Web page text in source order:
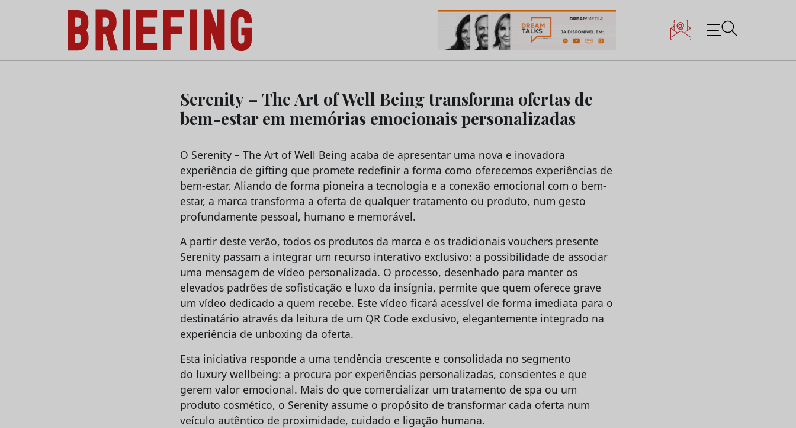
Briefing: Todas as notícias sobre os negócios do Marketing e da Publicidade
Serenity – The Art of Well Being transforma ofertas de
bem-estar em memórias emocionais personalizadas
O Serenity – The Art of Well Being acaba de apresentar uma nova e inovadora
experiência de gifting que promete redefinir a forma como oferecemos experiências de
bem-estar. Aliando de forma pioneira a tecnologia e a conexão emocional com o bem-
estar, a marca transforma a oferta de qualquer tratamento ou produto, num gesto
profundamente pessoal, humano e memorável.
A partir deste verão, todos os produtos da marca e os tradicionais vouchers presente
Serenity passam a integrar um recurso interativo exclusivo: a possibilidade de associar
uma mensagem de vídeo personalizada. O processo, desenhado para manter os
elevados padrões de sofisticação e luxo da insígnia, permite que quem oferece grave
um vídeo dedicado a quem recebe. Este vídeo ficará acessível de forma imediata para o
destinatário através da leitura de um QR Code exclusivo, elegantemente integrado na
experiência de unboxing da oferta.
Esta iniciativa responde a uma tendência crescente e consolidada no segmento
do luxury wellbeing: a procura por experiências personalizadas, conscientes e que
gerem valor emocional. Mais do que comercializar um tratamento de spa ou um
produto cosmético, o Serenity assume o propósito de transformar cada oferta num
veículo autêntico de proximidade, cuidado e ligação humana.